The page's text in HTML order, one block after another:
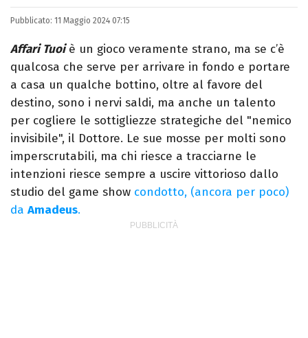
LINKEDIN
INSTAGRAM FACEBOOK SITO
Romana, laurea in Scienze Politiche,
giornalista per caso. Ho scritto per
quotidiani, settimanali, siti e agenzie,
prevalentemente di cronaca e spettacoli.
Pubblicato: 11 Maggio 2024 07:15
Affari Tuoiè un gioco veramente strano, ma se c’è
qualcosa che serve per arrivare in fondo e portare
a casa un qualche bottino, oltre al favore del
destino, sono i nervi saldi, ma anche un talento
per cogliere le sottigliezze strategiche del "nemico
invisibile", il Dottore. Le sue mosse per molti sono
imperscrutabili, ma chi riesce a tracciarne le
intenzioni riesce sempre a uscire vittorioso dallo
studio del game show condotto, (ancora per poco)
da Amadeus.